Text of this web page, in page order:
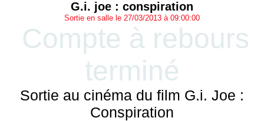
G.i. joe : conspiration
Sortie en salle le 27/03/2013 à 09:00:00
Compte à rebours
terminé
Sortie au cinéma du film G.i. Joe :
Conspiration